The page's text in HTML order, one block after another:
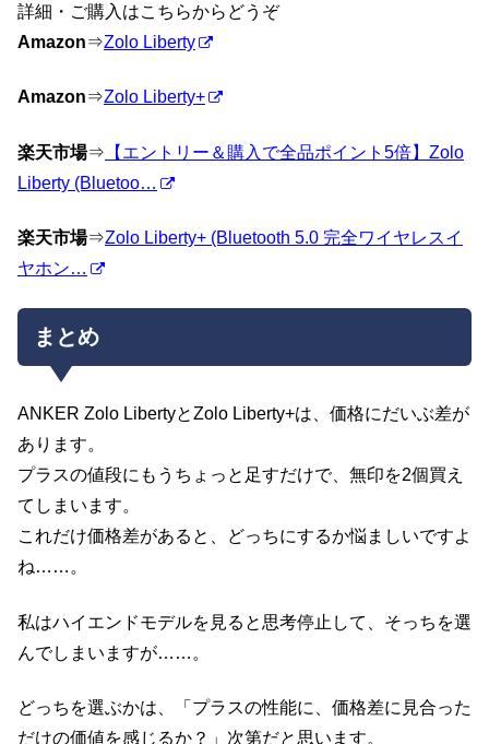
詳細・ご購入はこちらからどうぞ
Amazon⇒Zolo Liberty
Amazon⇒Zolo Liberty+
楽天市場⇒ 【エントリー＆購入で全品ポイント5倍】Zolo
Liberty (Bluetoo…
楽天市場⇒Zolo Liberty+ (Bluetooth 5.0 完全ワイヤレスイ
ヤホン…
まとめ
ANKER Zolo LibertyとZolo Liberty+は、価格にだいぶ差が
あります。
プラスの値段にもうちょっと足すだけで、無印を2個買え
てしまいます。
これだけ価格差があると、どっちにするか悩ましいですよ
ね……。
私はハイエンドモデルを見ると思考停止して、そっちを選
んでしまいますが……。
どっちを選ぶかは、「プラスの性能に、価格差に見合った
だけの価値を感じるか？」次第だと思います。